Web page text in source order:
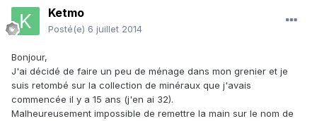
Ketmo
Posté(e) 6 juillet 2014
Bonjour,
J'ai décidé de faire un peu de ménage dans mon grenier et je
suis retombé sur la collection de minéraux que j'avais
commencée il y a 15 ans (j'en ai 32).
Malheureusement impossible de remettre la main sur le nom de